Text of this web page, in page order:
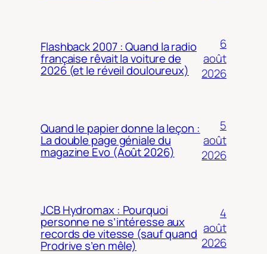
Flashback 2007 : Quand la radio
française rêvait la voiture de
2026 (et le réveil douloureux)
6
août
2026
Quand le papier donne la leçon :
La double page géniale du
magazine Evo (Août 2026)
5
août
2026
JCB Hydromax : Pourquoi
personne ne s’intéresse aux
records de vitesse (sauf quand
Prodrive s’en mêle)
4
août
2026